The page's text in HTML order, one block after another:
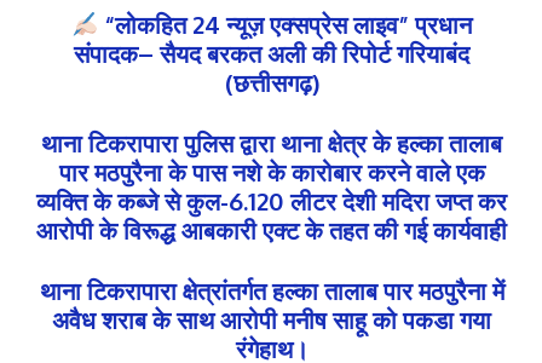
“लोकहित 24 न्यूज़ एक्सप्रेस लाइव” प्रधान
संपादक– सैयद बरकत अली की रिपोर्ट गरियाबंद
(छत्तीसगढ़)
थाना टिकरापारा पुलिस द्वारा थाना क्षेत्र के हल्का तालाब
पार मठपुरैना के पास नशे के कारोबार करने वाले एक
व्यक्ति के कब्जे से कुल-6.120 लीटर देशी मदिरा जप्त कर
आरोपी के विरूद्ध आबकारी एक्ट के तहत की गई कार्यवाही
थाना टिकरापारा क्षेत्रांतर्गत हल्का तालाब पार मठपुरैना में
अवैध शराब के साथ आरोपी मनीष साहू को पकडा गया
रंगेहाथ।